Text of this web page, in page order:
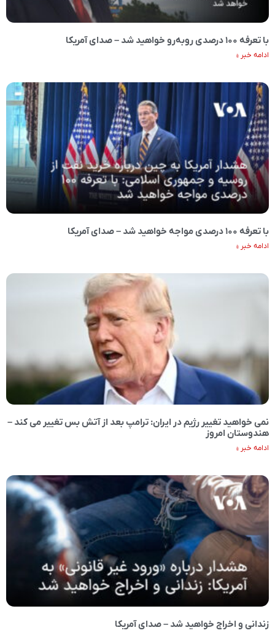
با تعرفه ۱۰۰ درصدی روبه‌رو خواهید شد – صدای آمریکا
ادامه خبر »
با تعرفه ۱۰۰ درصدی مواجه خواهید شد – صدای آمریکا
ادامه خبر »
نمی خواهید تغییر رژیم در ایران: ترامپ بعد از آتش بس تغییر می کند –
هندوستان امروز
ادامه خبر »
زندانی و اخراج خواهید شد – صدای آمریکا